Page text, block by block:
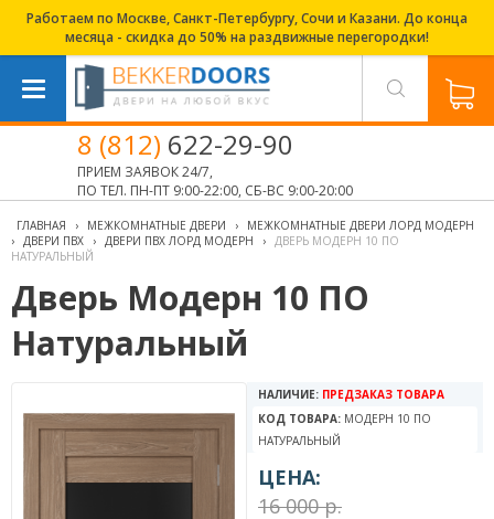
Работаем по Москве, Санкт-Петербургу, Сочи и Казани. До конца
месяца - скидка до 50% на раздвижные перегородки!
8 (812) 622-29-90
ПРИЕМ ЗАЯВОК 24/7,
ПО ТЕЛ. ПН-ПТ 9:00-22:00, СБ-ВС 9:00-20:00
ГЛАВНАЯ › МЕЖКОМНАТНЫЕ ДВЕРИ ›
МЕЖКОМНАТНЫЕ ДВЕРИ ЛОРД МОДЕРН
› ДВЕРИ ПВХ › ДВЕРИ ПВХ ЛОРД МОДЕРН › ДВЕРЬ МОДЕРН 10 ПО
НАТУРАЛЬНЫЙ
Дверь Модерн 10 ПО
Натуральный
НАЛИЧИЕ: ПРЕДЗАКАЗ ТОВАРА
КОД ТОВАРА: МОДЕРН 10 ПО
НАТУРАЛЬНЫЙ
ЦЕНА:
16 000 р.